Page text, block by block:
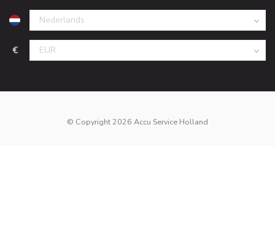
€
© Copyright 2026 Accu Service Holland